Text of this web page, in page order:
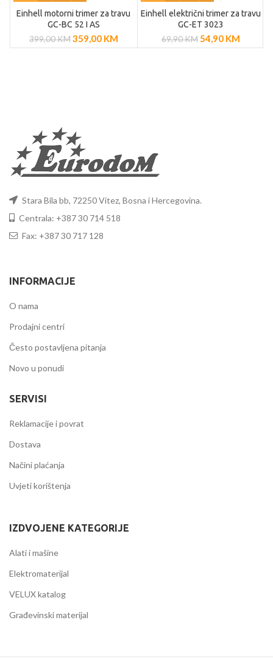
Einhell motorni trimer za travu
GC-BC 52 I AS
399,00KM 359,00 KM
Einhell električni trimer za travu
GC-ET 3023
69,90KM 54,90 KM
Stara Bila bb, 72250 Vitez, Bosna i Hercegovina.
Centrala: +387 30 714 518
Fax: +387 30 717 128
INFORMACIJE
O nama
Prodajni centri
Često postavljena pitanja
Novo u ponudi
SERVISI
Reklamacije i povrat
Dostava
Načini plaćanja
Uvjeti korištenja
IZDVOJENE KATEGORIJE
Alati i mašine
Elektromaterijal
VELUX katalog
Građevinski materijal